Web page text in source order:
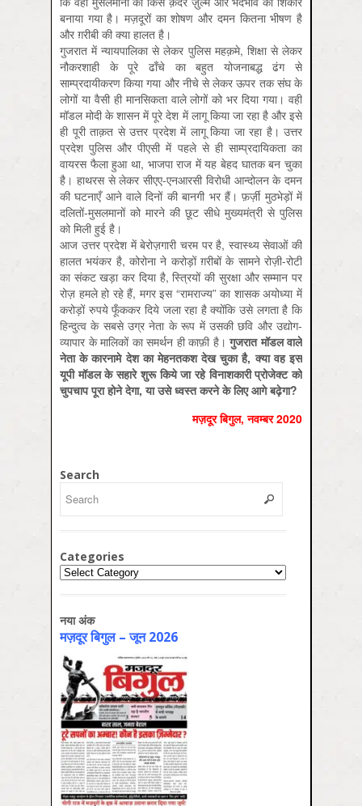
बनाया गया है। मज़दूरों का शोषण और दमन कितना भीषण है
और ग़रीबी की क्या हालत है।
गुजरात में न्यायपालिका से लेकर पुलिस महक़मे, शिक्षा से लेकर
नौकरशाही के पूरे ढाँचे का बहुत योजनाबद्ध ढंग से
साम्प्रदायीकरण किया गया और नीचे से लेकर ऊपर तक संघ के
लोगों या वैसी ही मानसिकता वाले लोगों को भर दिया गया। वही
मॉडल मोदी के शासन में पूरे देश में लागू किया जा रहा है और इसे
ही पूरी ताक़त से उत्तर प्रदेश में लागू किया जा रहा है। उत्तर
प्रदेश पुलिस और पीएसी में पहले से ही साम्प्रदायिकता का
वायरस फैला हुआ था, भाजपा राज में यह बेहद घातक बन चुका
है। हाथरस से लेकर सीएए-एनआरसी विरोधी आन्दोलन के दमन
की घटनाएँ आने वाले दिनों की बानगी भर हैं। फ़र्ज़ी मुठभेड़ों में
दलितों-मुसलमानों को मारने की छूट सीधे मुख्यमंत्री से पुलिस
को मिली हुई है।
आज उत्तर प्रदेश में बेरोज़गारी चरम पर है, स्वास्थ्य सेवाओं की
हालत भयंकर है, कोरोना ने करोड़ों ग़रीबों के सामने रोज़ी-रोटी
का संकट खड़ा कर दिया है, स्त्रियों की सुरक्षा और सम्मान पर
रोज़ हमले हो रहे हैं, मगर इस “रामराज्य” का शासक अयोध्या में
करोड़ों रुपये फूँककर दिये जला रहा है क्योंकि उसे लगता है कि
हिन्दुत्व के सबसे उग्र नेता के रूप में उसकी छवि और उद्योग-
व्यापार के मालिकों का समर्थन ही काफ़ी है।गुजरात मॉडल वाले
नेता के कारनामे देश का मेहनतकश देख चुका है, क्या वह इस
यूपी मॉडल के सहारे शुरू किये जा रहे विनाशकारी प्रोजेक्ट को
चुपचाप पूरा होने देगा, या उसे ध्वस्त करने के लिए आगे बढ़ेगा?
मज़दूर बिगुल, नवम्बर 2020
Search
Categories
Categories
नया अंक
मज़दूर बिगुल – जून 2026